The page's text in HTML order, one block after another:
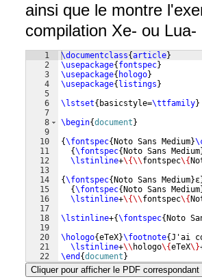
ainsi que le montre
compilation Xe- ou Lua-
1
2
3
4
5
6
7
8
9
10
11
12
13
14
15
16
17
18
19
20
21
22
\documentclass{article}
\usepackage{ fontspec}
\usepackage{ hologo}
\usepackage{ listings }
\lstset{ basicstyle=\ttfamily}
\begin{document }
{\fontspec{ Noto Sans Medium}
{\fontspec{ Noto Sans Medium
\lstinline+\{\\fontspec\{
{\fontspec{ Noto Sans Medium}ε
{\fontspec{ Noto Sans Medium
\lstinline+\{\\fontspec\{
\lstinline+{\fontspec{ Noto
\hologo{eTeX}\footnote{J'ai
\lstinline+\\ hologo\{eTeX\}
\end {document }
Cliquer pour afficher le PDF correspondant